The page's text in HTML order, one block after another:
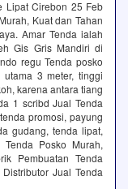
Lipat Cirebon 25 Feb
Kuat dan Tahan
Amar Tenda ialah
Gis Gris Mandiri di
regu Tenda posko
3 meter, tinggi
karena antara tiang
1 scribd Jual Tenda
promosi, payung
gudang, tenda lipat,
Posko Murah,
Pembuatan Tenda
Jual Tenda